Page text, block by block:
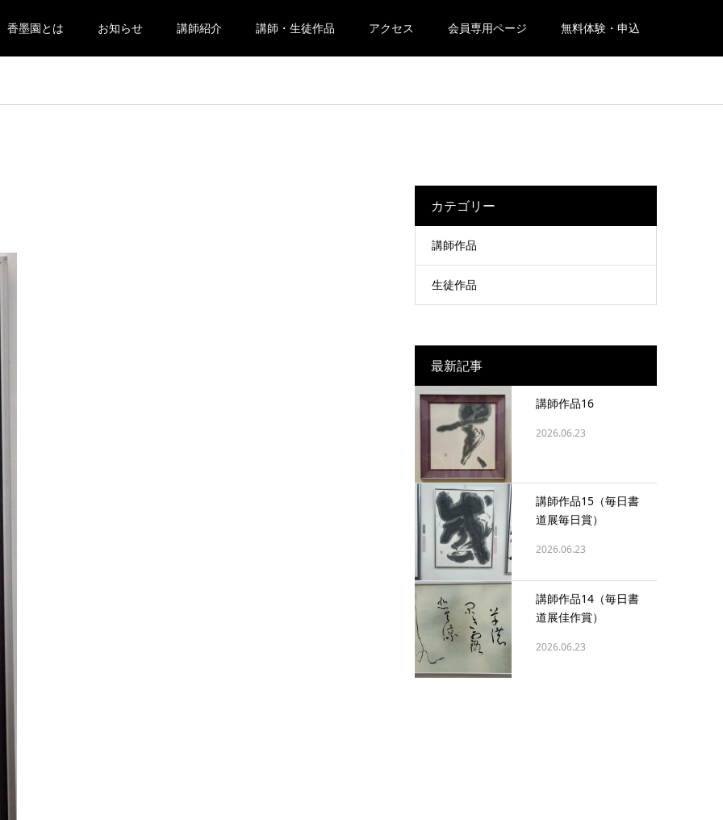
香墨園とは お知らせ 講師紹介 講師・生徒作品 アクセス 会員専用ページ 無料体験・申込
カテゴリー
講師作品
生徒作品
最新記事
講師作品16
2026.06.23
講師作品15（毎日書
道展毎日賞）
2026.06.23
講師作品14（毎日書
道展佳作賞）
2026.06.23